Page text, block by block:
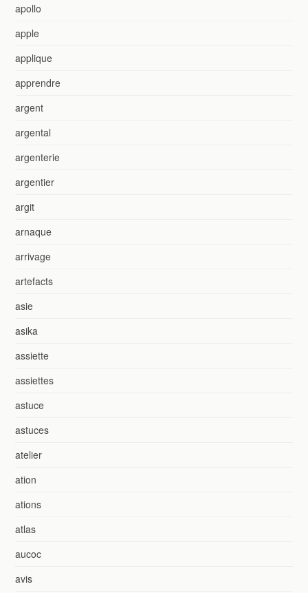
apollo
apple
applique
apprendre
argent
argental
argenterie
argentier
argit
arnaque
arrivage
artefacts
asie
asika
assiette
assiettes
astuce
astuces
atelier
ation
ations
atlas
aucoc
avis